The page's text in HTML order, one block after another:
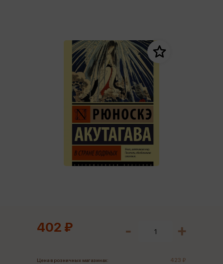
402 ₽
Цена в розничных магазинах: 423 ₽